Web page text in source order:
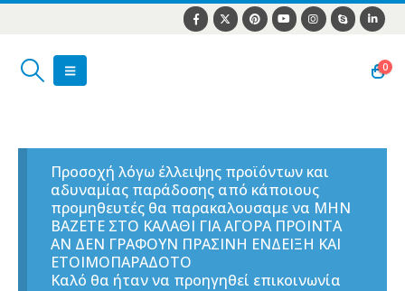
0
Προσοχή λόγω έλλειψης προϊόντων και
αδυναμίας παράδοσης από κάποιους
προμηθευτές θα παρακαλουσαμε να ΜΗΝ
ΒΑΖΕΤΕ ΣΤΟ ΚΑΛΑΘΙ ΓΙΑ ΑΓΟΡΑ ΠΡΟΙΝΤΑ
ΑΝ ΔΕΝ ΓΡΑΦΟΥΝ ΠΡΑΣΙΝΗ ΕΝΔΕΙΞΗ ΚΑΙ
ΕΤΟΙΜΟΠΑΡΑΔΟΤΟ
Καλό θα ήταν να προηγηθεί επικοινωνία